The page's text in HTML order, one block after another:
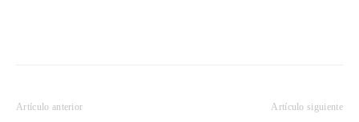
Artículo anterior Artículo siguiente